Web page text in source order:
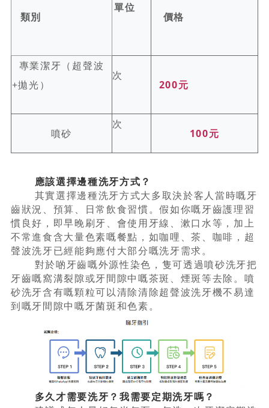
類別
單位
價格
專業潔牙（超聲波
+拋光）
次
200元
噴砂
次
100元
應該選擇邊種洗牙方式？
其實選擇邊種洗牙方式大多取決於客人當時嘅牙
齒狀況、預算、日常飲食習慣。假如你嘅牙齒護理習
慣良好，即早晚刷牙、會使用牙線、漱口水等，加上
不常進食含大量色素嘅餐點，如咖哩、茶、咖啡，超
聲波洗牙已經能夠應付大部分嘅洗牙需求。
對於啲牙齒嘅外源性染色，隻可透過噴砂洗牙把
牙齒嘅窩溝裂隙或牙間隙中嘅茶斑、煙斑等去除。噴
砂洗牙含有嘅顆粒可以清除清除超聲波洗牙機不易達
到嘅牙間隙中嘅牙菌斑和色素。
多久才需要洗牙？我需要定期洗牙嗎？